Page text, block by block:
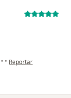
• • en opinión del
Reportar